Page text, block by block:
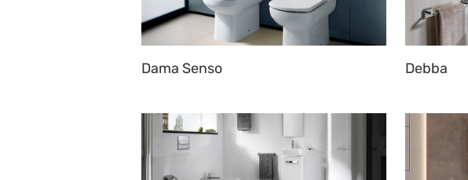
Dama Senso Debba